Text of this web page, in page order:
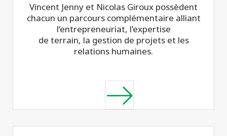
Vincent Jenny et Nicolas Giroux possèdent
chacun un parcours complémentaire alliant
l’entrepreneuriat, l’expertise
de terrain, la gestion de projets et les
relations humaines.